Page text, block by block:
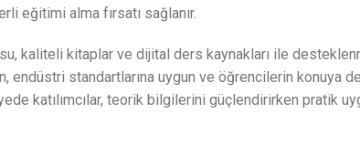
eğitimi alma fırsatı sağlanır.
kaliteli kitaplar ve dijital ders kaynakları ile
endüstri standartlarına uygun ve öğrencilerin konuya
katılımcılar, teorik bilgilerini güçlendirirken pratik